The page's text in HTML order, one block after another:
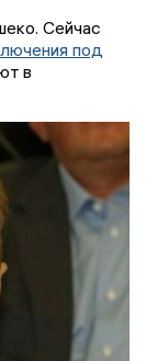
Сейчас
под
в